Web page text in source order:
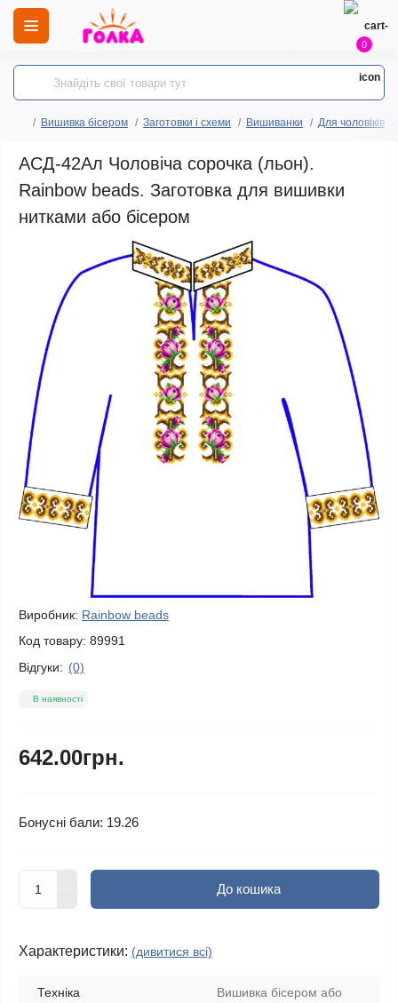
0
Вишивка бісером Заготовки і схеми Вишиванки Для чоловіків
АСД-42Ал Чоловіча сорочка (льон).
Rainbow beads. Заготовка для вишивки
нитками або бісером
Виробник: Rainbow beads
Код товару: 89991
Відгуки: (0)
В наявності
642.00грн.
Бонусні бали: 19.26
До кошика
Характеристики: (дивитися всі)
Техніка
Вишивка бісером або